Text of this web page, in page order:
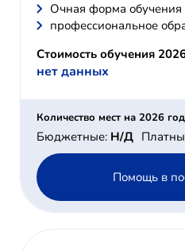
Очная форма обучения
профессиональное
Стоимость обучения
нет данных
Количество мест на 2026 год
Бюджетные: Н/Д
Помощь в